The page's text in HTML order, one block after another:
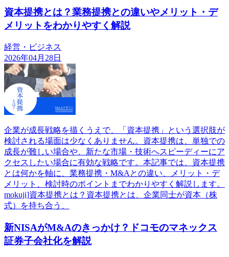
資本提携とは？業務提携との違いやメリット・デ
メリットをわかりやすく解説
経営・ビジネス
2026年04月28日
企業が成長戦略を描くうえで、「資本提携」という選択肢が
検討される場面は少なくありません。資本提携は、単独での
成長が難しい場合や、新たな市場・技術へスピーディーにア
クセスしたい場合に有効な戦略です。本記事では、資本提携
とは何かを軸に、業務提携・M&Aとの違い、メリット・デ
メリット、検討時のポイントまでわかりやすく解説します。
mokuji]資本提携とは？資本提携とは、企業同士が資本（株
式）を持ち合う、
新NISAがM&Aのきっかけ？ドコモのマネックス
証券子会社化を解説